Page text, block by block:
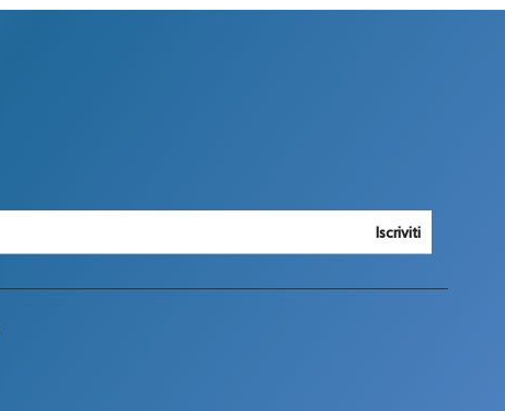
Iscriviti